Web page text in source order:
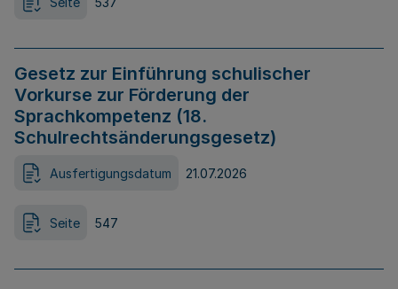
Gesetz zur Einführung schulischer
Vorkurse zur Förderung der
Sprachkompetenz (18.
Schulrechtsänderungsgesetz)
Ausfertigungsdatum 21.07.2026
Seite 547